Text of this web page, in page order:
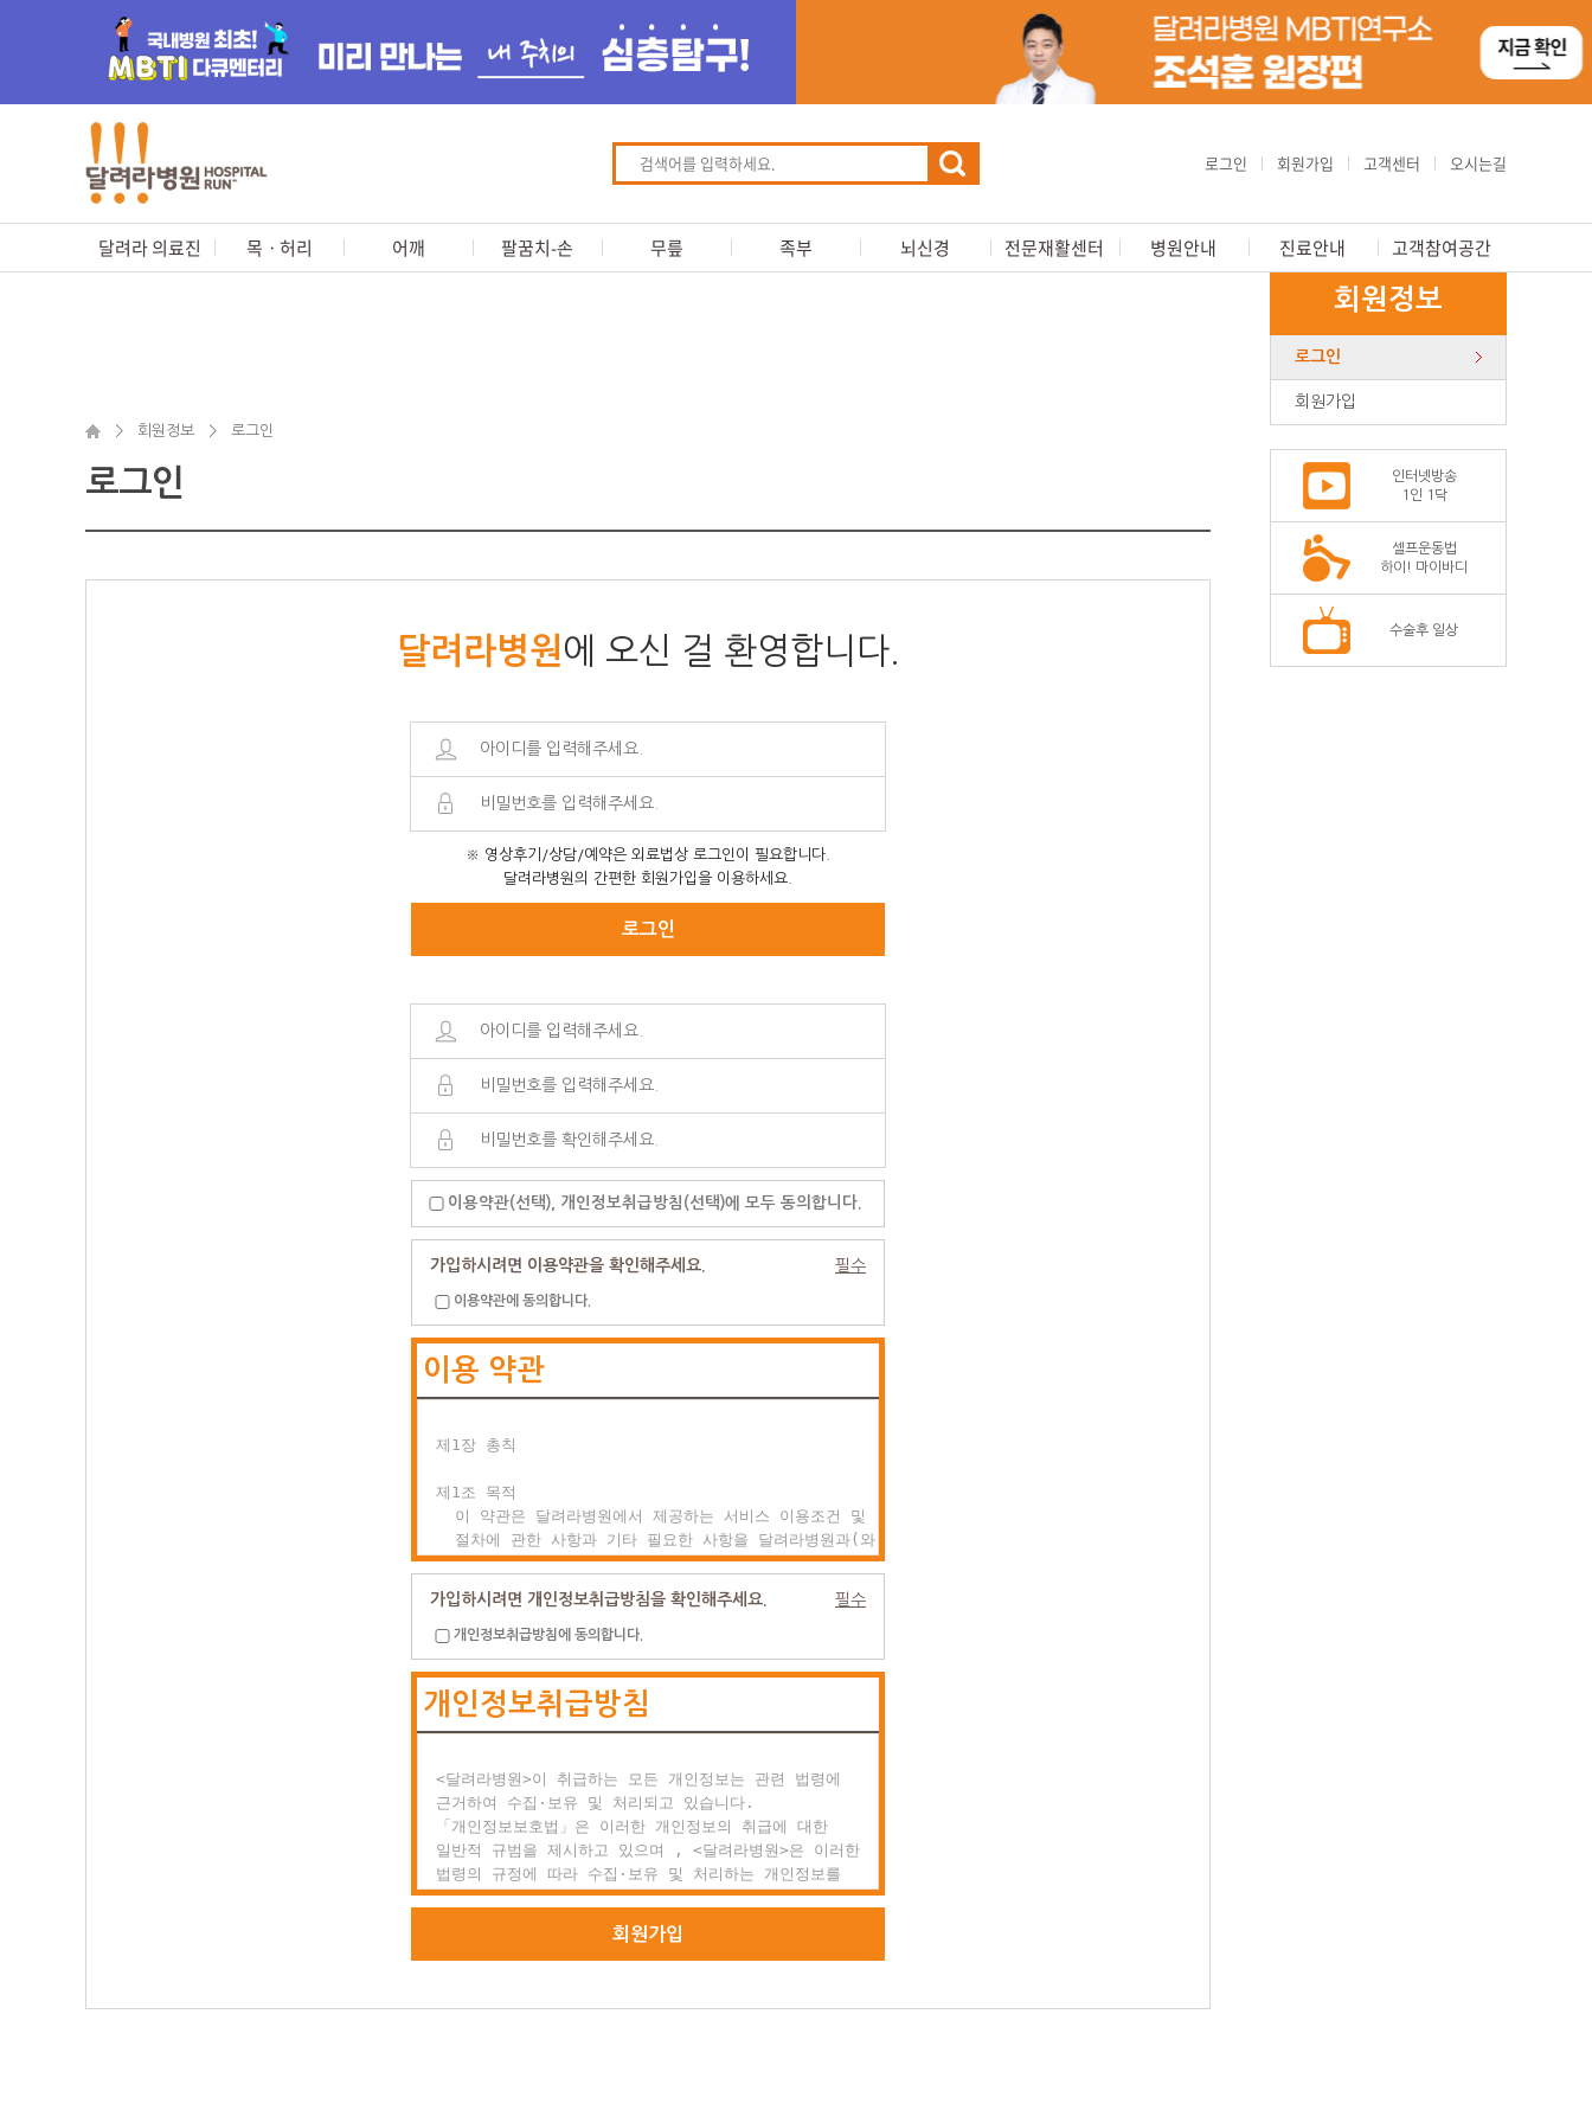
로그인 회원가입 고객센터 오시는길
달려라 의료진 목ㆍ허리 어깨 팔꿈치-손 무릎 족부 뇌신경 전문재활센터 병원안내 진료안내 고객참여공간
> 회원정보 > 로그인
로그인
달려라병원 에 오신 걸 환영합니다.
※ 영상후기/상담/예약은 외료법상 로그인이 필요합니다.
달려라병원의 간편한 회원가입을 이용하세요.
로그인
이용약관(선택), 개인정보취급방침(선택)에 모두 동의합니다.
필수
가입하시려면 이용약관을 확인해주세요.
이용약관에 동의합니다.
이용 약관
제1장 총칙
제1조 목적
  이 약관은 달려라병원에서 제공하는 서비스 이용조건 및
  절차에 관한 사항과 기타 필요한 사항을 달려라병원과(와)
  이용자의 권리, 의미 및 책임사항 등을 규정함을 목적으로
제2조 약관의 효력과 변경
  (1) 이 약관은 이용자에게 공시함으로서 효력이 발생합니다.
  (2) 달려라병원는 사정 변경의 경우와 영업상 중요사유가
      있을 때 약관을 변경할 수 있으며, 변경된 약관은
제3조 약관 외 준칙
  이 약관에 명시되지 않은 사항이 관계법령에 규정되어
  있을 경우에는 그 규정에 따릅니다.
○ 제2장 회원 가입과 서비스 이용
  회원이란 달려라병원에서 회원으로 적합하다고 인정하는
  양식을 작성하고 'ID'와 '비밀번호'를 발급받은 사람을
필수
가입하시려면 개인정보취급방침을 확인해주세요.
개인정보취급방침에 동의합니다.
개인정보취급방침
<달려라병원>이 취급하는 모든 개인정보는 관련 법령에
근거하여 수집·보유 및 처리되고 있습니다.
「개인정보보호법」은 이러한 개인정보의 취급에 대한
일반적 규범을 제시하고 있으며 , <달려라병원>은 이러한
법령의 규정에 따라 수집·보유 및 처리하는 개인정보를
공공업무의 적절한 수행과 정보주체의 권익을 보호하기
위해 적법하고 적정하게 취급할 것입니다.
등 정보주체의 권익을 존중하며, 정보주체는 이러한 법령상
회원가입
회원정보
로그인
회원가입
인터넷방송
1인 1닥
셀프운동법
하이! 마이바디
수술후 일상